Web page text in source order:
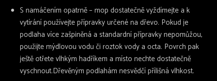
S namáčením opatrně – mop dostatečně vyždímejte a k
vytírání používejte přípravky určené na dřevo. Pokud je
podlaha více zašpiněná a standardní přípravky nepomůžou,
použijte mýdlovou vodu či roztok vody a octa. Povrch pak
ještě otřete vlhkým hadříkem a místo nechte dostatečně
vyschnout.Dřevěným podlahám nesvědčí přílišná vlhkost.